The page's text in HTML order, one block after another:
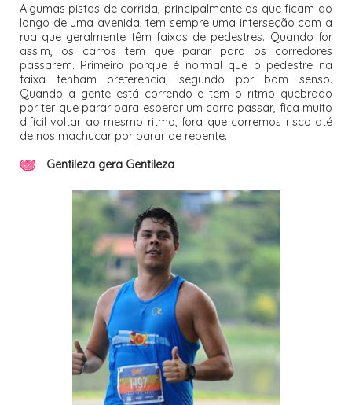
Algumas pistas de corrida, principalmente as que ficam ao
longo de uma avenida, tem sempre uma interseção com a
rua que geralmente têm faixas de pedestres. Quando for
assim, os carros tem que parar para os corredores
passarem. Primeiro porque é normal que o pedestre na
faixa tenham preferencia, segundo por bom senso.
Quando a gente está correndo e tem o ritmo quebrado
por ter que parar para esperar um carro passar, fica muito
difícil voltar ao mesmo ritmo, fora que corremos risco até
de nos machucar por parar de repente.
Gentileza gera Gentileza